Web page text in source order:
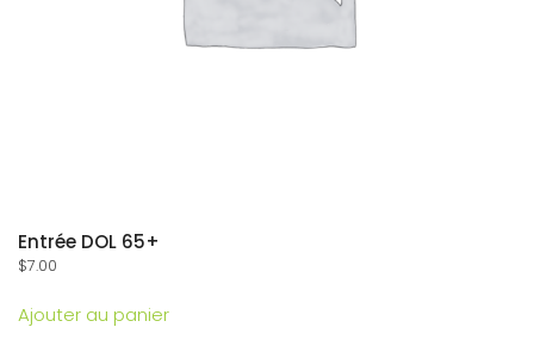
Entrée DOL 65+
$7.00
Ajouter au panier